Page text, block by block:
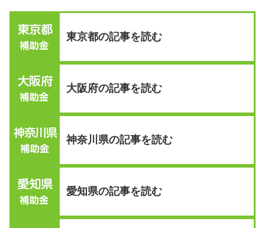
東京都の記事を読む
大阪府の記事を読む
神奈川県の記事を読む
愛知県の記事を読む